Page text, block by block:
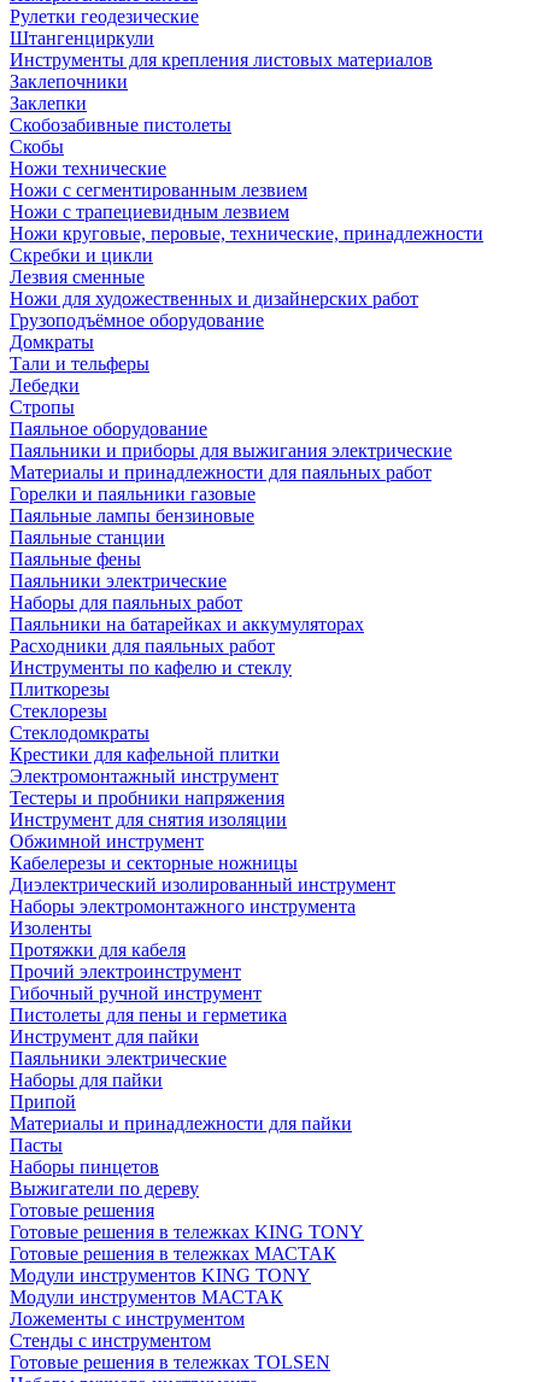
Рулетки геодезические
Штангенциркули
Инструменты для крепления листовых материалов
Заклепочники
Заклепки
Скобозабивные пистолеты
Скобы
Ножи технические
Ножи с сегментированным лезвием
Ножи с трапециевидным лезвием
Ножи круговые, перовые, технические, принадлежности
Скребки и цикли
Лезвия сменные
Ножи для художественных и дизайнерских работ
Грузоподъёмное оборудование
Домкраты
Тали и тельферы
Лебедки
Стропы
Паяльное оборудование
Паяльники и приборы для выжигания электрические
Материалы и принадлежности для паяльных работ
Горелки и паяльники газовые
Паяльные лампы бензиновые
Паяльные станции
Паяльные фены
Паяльники электрические
Наборы для паяльных работ
Паяльники на батарейках и аккумуляторах
Расходники для паяльных работ
Инструменты по кафелю и стеклу
Плиткорезы
Стеклорезы
Стеклодомкраты
Крестики для кафельной плитки
Электромонтажный инструмент
Тестеры и пробники напряжения
Инструмент для снятия изоляции
Обжимной инструмент
Кабелерезы и секторные ножницы
Диэлектрический изолированный инструмент
Наборы электромонтажного инструмента
Изоленты
Протяжки для кабеля
Прочий электроинструмент
Гибочный ручной инструмент
Пистолеты для пены и герметика
Инструмент для пайки
Паяльники электрические
Наборы для пайки
Припой
Материалы и принадлежности для пайки
Пасты
Наборы пинцетов
Выжигатели по дереву
Готовые решения
Готовые решения в тележках KING TONY
Готовые решения в тележках МАСТАК
Модули инструментов KING TONY
Модули инструментов МАСТАК
Ложементы с инструментом
Стенды с инструментом
Готовые решения в тележках TOLSEN